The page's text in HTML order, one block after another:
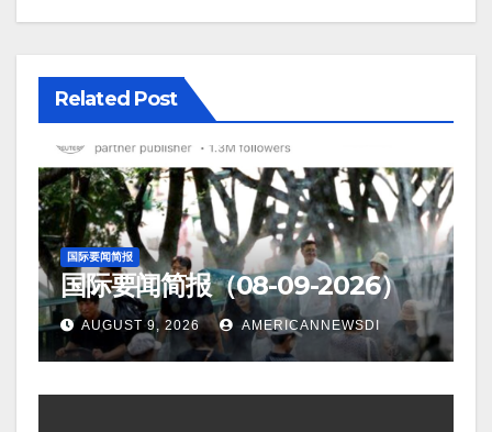
Related Post
国际要闻简报
国际要闻简报（08-09-2026）
AUGUST 9, 2026 AMERICANNEWSDI